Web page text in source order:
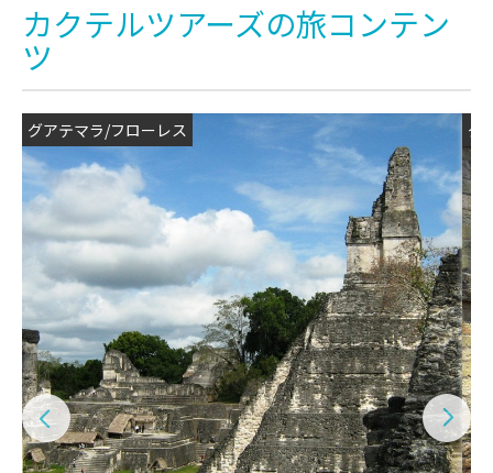
カクテルツアーズの旅コンテン
ツ
グアテマラ/フローレス グ